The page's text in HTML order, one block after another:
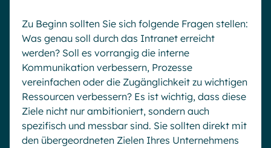
Zu Beginn sollten Sie sich folgende Fragen stellen:
Was genau soll durch das Intranet erreicht
werden? Soll es vorrangig die interne
Kommunikation verbessern, Prozesse
vereinfachen oder die Zugänglichkeit zu wichtigen
Ressourcen verbessern? Es ist wichtig, dass diese
Ziele nicht nur ambitioniert, sondern auch
spezifisch und messbar sind. Sie sollten direkt mit
den übergeordneten Zielen Ihres Unternehmens